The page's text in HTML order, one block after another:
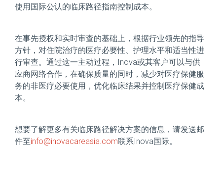
使用国际公认的临床路径指南控制成本。
在事先授权和实时审查的基础上，根据行业领先的指导
方针，对住院治疗的医疗必要性、护理水平和适当性进
行审查。通过这一主动过程，Inova或其客户可以与供
应商网络合作，在确保质量的同时，减少对医疗保健服
务的非医疗必要使用，优化临床结果并控制医疗保健成
本。
想要了解更多有关临床路径解决方案的信息，请发送邮
件至info@inovacareasia.com联系Inova国际。